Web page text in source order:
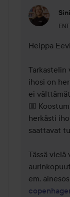
Sini
Heippa
Tarkastelin
ihosi on
ei
🏼
herkästi
saattavat
Tässä
em.